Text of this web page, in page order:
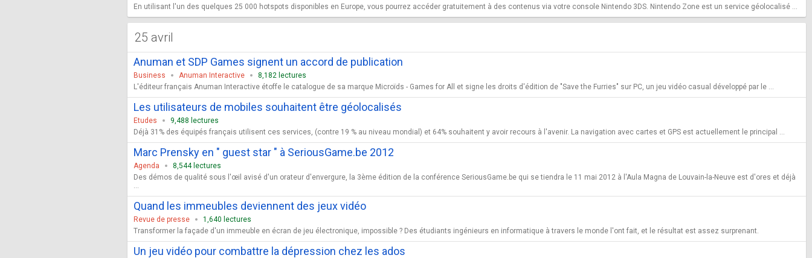
En utilisant l'un des quelques 25 000 hotspots disponibles en Europe, vous pourrez accéder gratuitement à des contenus via votre console Nintendo 3DS. Nintendo Zone est un service géolocalisé ...
25 avril
Anuman et SDP Games signent un accord de publication
Business Anuman Interactive
8,182 lectures
L'éditeur français Anuman Interactive étoffe le catalogue de sa marque Microïds - Games for All et signe les droits d'édition de "Save the Furries" sur PC, un jeu vidéo casual développé par le ...
Les utilisateurs de mobiles souhaitent être géolocalisés
Etudes
9,488 lectures
Déjà 31% des équipés français utilisent ces services, (contre 19 % au niveau mondial) et 64% souhaitent y avoir recours à l'avenir. La navigation avec cartes et GPS est actuellement le principal ...
Marc Prensky en " guest star " à SeriousGame.be 2012
Agenda
8,544 lectures
Des démos de qualité sous l'œil avisé d'un orateur d'envergure, la 3ème édition de la conférence SeriousGame.be qui se tiendra le 11 mai 2012 à l'Aula Magna de Louvain-la-Neuve est d'ores et déjà
...
Quand les immeubles deviennent des jeux vidéo
Revue de presse
1,640 lectures
Transformer la façade d'un immeuble en écran de jeu électronique, impossible ? Des étudiants ingénieurs en informatique à travers le monde l'ont fait, et le résultat est assez surprenant.
Un jeu vidéo pour combattre la dépression chez les ados